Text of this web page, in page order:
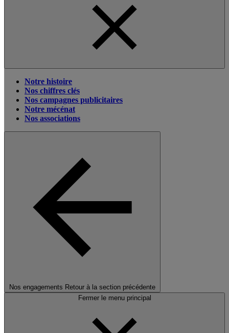
Notre histoire
Nos chiffres clés
Nos campagnes publicitaires
Notre mécénat
Nos associations
Nos engagements Retour à la section précédente
Fermer le menu principal